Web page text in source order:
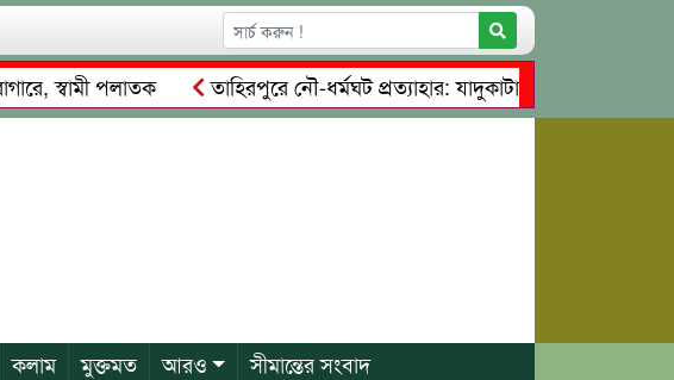
পলাতক
তাহিরপুরে নৌ-ধর্মঘট প্রত্যাহার: যাদুকাটায় চালু হলো চাঁদাবাজির
নগরীতে কোটি টাকার সম্পত্তি দখলের চেষ্টা: গ্রেফতারের পর জামিনে মূক্ত রাসেল,
কলাম মুক্তমত আরও সীমান্তের সংবাদ